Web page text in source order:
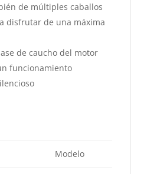
de múltiples caballos
disfrutar de una máxima
de caucho del motor
funcionamiento
Modelo